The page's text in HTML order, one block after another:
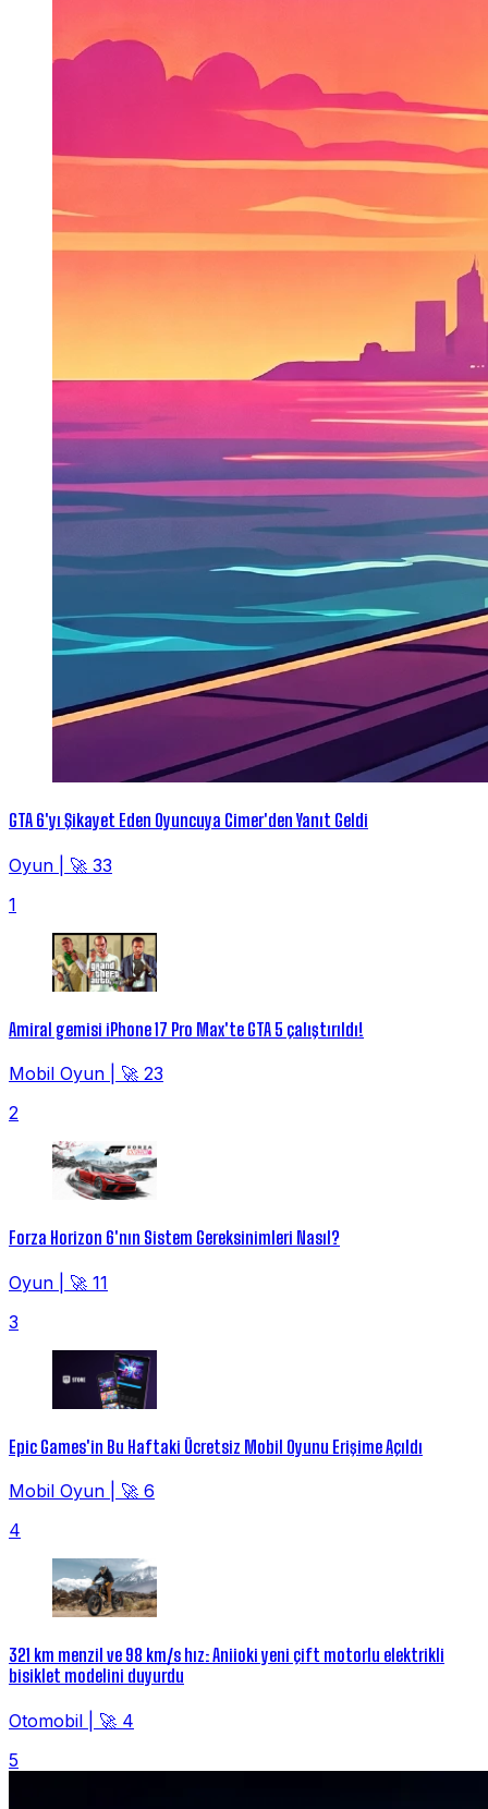
GTA 6'yı Şikayet Eden Oyuncuya Cimer'den Yanıt Geldi
Oyun
🚀 33
1
Amiral gemisi iPhone 17 Pro Max'te GTA 5 çalıştırıldı!
Mobil Oyun
🚀 23
2
Forza Horizon 6'nın Sistem Gereksinimleri Nasıl?
Oyun
🚀 11
3
Epic Games'in Bu Haftaki Ücretsiz Mobil Oyunu Erişime Açıldı
Mobil Oyun
🚀 6
4
321 km menzil ve 98 km/s hız: Aniioki yeni çift motorlu elektrikli
bisiklet modelini duyurdu
Otomobil
🚀 4
5